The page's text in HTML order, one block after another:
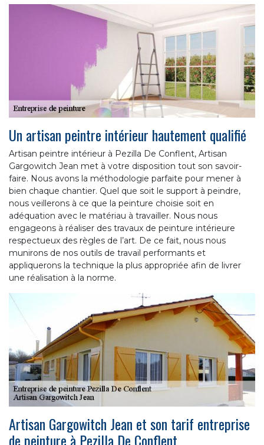
Un artisan peintre intérieur hautement qualifié
Artisan peintre intérieur à Pezilla De Conflent, Artisan
Gargowitch Jean met à votre disposition tout son savoir-
faire. Nous avons la méthodologie parfaite pour mener à
bien chaque chantier. Quel que soit le support à peindre,
nous veillerons à ce que la peinture choisie soit en
adéquation avec le matériau à travailler. Nous nous
engageons à réaliser des travaux de peinture intérieure
respectueux des règles de l’art. De ce fait, nous nous
munirons de nos outils de travail performants et
appliquerons la technique la plus appropriée afin de livrer
une réalisation à la norme.
Artisan Gargowitch Jean et son tarif entreprise
de peinture à Pezilla De Conflent